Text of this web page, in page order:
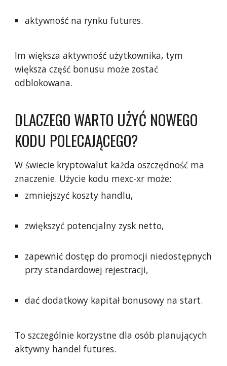
aktywność na rynku futures.
Im większa aktywność użytkownika, tym
większa część bonusu może zostać
odblokowana.
DLACZEGO WARTO UŻYĆ NOWEGO
KODU POLECAJĄCEGO?
W świecie kryptowalut każda oszczędność ma
znaczenie. Użycie kodu mexc-xr może:
zmniejszyć koszty handlu,
zwiększyć potencjalny zysk netto,
zapewnić dostęp do promocji niedostępnych
przy standardowej rejestracji,
dać dodatkowy kapitał bonusowy na start.
To szczególnie korzystne dla osób planujących
aktywny handel futures.